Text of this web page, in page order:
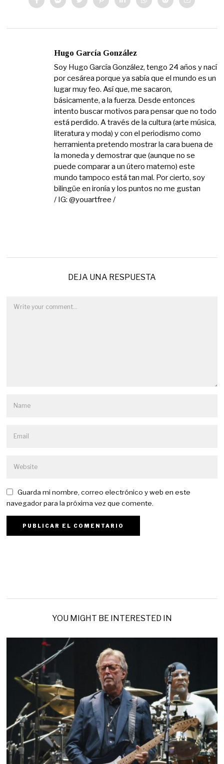
Hugo García González
Soy Hugo García González, tengo 24 años y nací
por cesárea porque ya sabía que el mundo es un
lugar muy feo. Así que, me sacaron,
básicamente, a la fuerza. Desde entonces
intento buscar motivos para pensar que no todo
está perdido. A través de la cultura (arte música,
literatura y moda) y con el periodismo como
herramienta pretendo mostrar la cara buena de
la moneda y demostrar que (aunque no se
puede comparar a un útero materno) este
mundo tampoco está tan mal. Por cierto, soy
bilingüe en ironía y los puntos no me gustan
/ IG: @youartfree /
DEJA UNA RESPUESTA
Guarda mi nombre, correo electrónico y web en este
navegador para la próxima vez que comente.
YOU MIGHT BE INTERESTED IN